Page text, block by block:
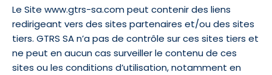
Le Site www.gtrs-sa.com peut contenir des liens
redirigeant vers des sites partenaires et/ou des sites
tiers. GTRS SA n’a pas de contrôle sur ces sites tiers et
ne peut en aucun cas surveiller le contenu de ces
sites ou les conditions d’utilisation, notamment en